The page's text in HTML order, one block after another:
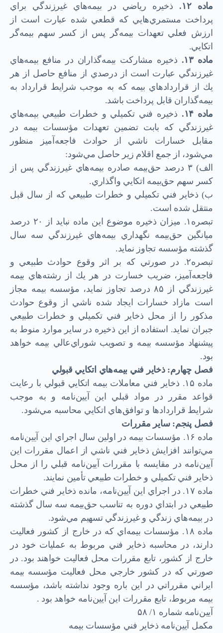
ماده۱۲. ذخيره رياضي در بيمه‌هاي غيرزندگي براي
پرداخت مستمري‌هايي كه قطعي شده عبارت است از
ارزش فعلي تعهدات ‌بيمه‌گر پس از كسر سهم بيمه‌گر
اتكايي.
ماده۱۳.
ذخيره مشاركت بيمه‌گذاران در منافع بيمه‌هاي
غيرزندگي عبارت است از درصدي از منافع حاصل از هر
يك از قراردادهاي بيمه كه به موجب شرايط قرارداد به
‌بيمه‌گذاران قابل پرداخت باشد.
ماده ۱۴.
ذخيره فني تكميلي و خطرات طبيعي بيمه‌هاي
غيرزندگي كه بابت تضمين تعهدات مؤسسات بيمه در
مقابل خسارات ناشي از حوادث فاجعه‌آميز منظور
مي‌شود، از جمع اقلام زير حاصل مي‌شود:
الف) ۳ درصد حق‌بيمه صادره بيمه‌هاي غيرزندگي پس از
كسر سهم حق‌بيمه اتكايي واگذاري.
ب) ذخاير فني تكميلي و خطرات طبيعي كه از سال قبل
منتقل شده است.
تبصره۱. ميزان ذخيره موضوع اين ماده نبايد از ۲۰ درصد
ميانگين حق‌بيمه نگهداري بيمه‌هاي غيرزندگي سه سال
گذشته مؤسسه تجاوز نمايد.
تبصره۲. در صورتي كه بر اثر وقوع حوادث طبيعي و
فاجعه‌آميز، ضريب خسارت در هر يك از رشته‌هاي بيمه
غيرزندگي از ۸۵ درصد تجاوز نمايد، مؤسسه بيمه مجاز
است مازاد خسارات ايجاد شده ناشي از وقوع حوادث
مذكور را از محل ذخاير فني تكميلي و خطرات طبيعي
جبران نمايد. استفاده از اين ذخيره در ساير موارد منوط به
پيشنهاد مؤسسه بيمه و تصويب شوراي‌عالي بيمه خواهد
بود.
فصل چهارم: ذخاير فني بيمه‌هاي اتكايي قبولي
ماده ۱۵. ذخاير فني معاملات بيمه اتكايي قبولي با رعايت
قواعد مقرر در مواد قبلي اين ‌آيين‌نامه و به موجب
شرايط قراردادها و توافق‌هاي اتكايي محاسبه مي‌شود.
فصل پنجم: ساير مقررات
ماده ۱۶. مؤسسات بيمه در اولين سال اجراي اين آيين‌نامه
مي‌توانند افزايش ذخاير فني ناشي از اعمال مقررات اين
آيين‌نامه در مقايسه با مقررات آيين‌نامه قبلي را از محل
ذخاير فني تكميلي و خطرات طبيعي تأمين نمايند.
ماده ۱۷. در اجراي اين آيين‌نامه، مانده ذخاير فني خطرات
طبيعي در ابتداي دوره به تناسب حق‌بيمه سه ‌سال گذشته
در بيمه‌هاي زندگي و غيرزندگي تسهيم مي‌شود.
ماده ۱۸. مؤسسات بيمه‌اي كه در خارج از كشور فعاليت
دارند، در محاسبه ذخاير فني مربوط به عمليات خود در
خارج از كشور، تابع مقررات محل فعاليت خواهند بود. در
صورتي كه در كشور خارجي محل فعاليت مؤسسه بيمه
ايراني مقرراتي در اين باره وجود نداشته باشد، مؤسسه
بيمه مربوط، تابع مقررات اين آيين‌نامه خواهد بود .
آیین‌نامه شماره ۱/ ۵۸
مكمل آيين‌نامه ذخاير فني مؤسسات بيمه